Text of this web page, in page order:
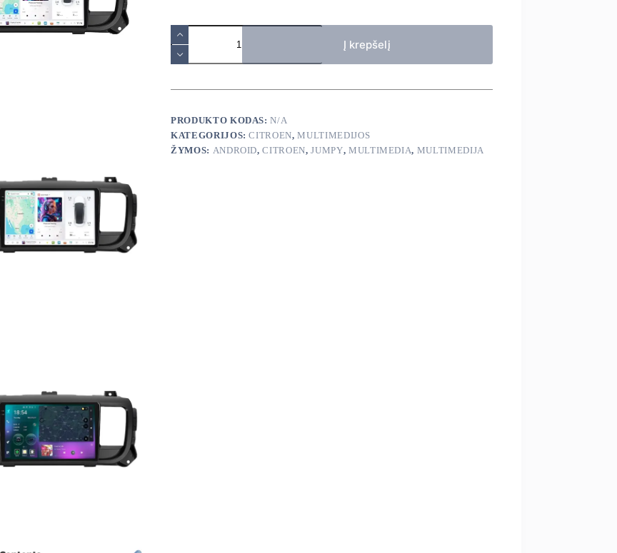
produkto
kiekis:
Citroen
Jumpy
2021
multimedija
Į krepšelį
PRODUKTO KODAS:N/A
KATEGORIJOS:CITROEN,MULTIMEDIJOS
ŽYMOS: ANDROID,CITROEN,JUMPY, MULTIMEDIA, MULTIMEDIJA